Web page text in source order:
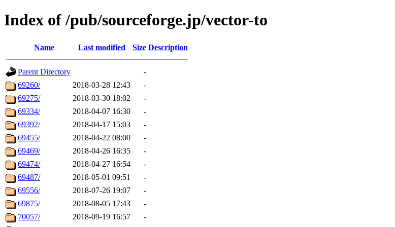
Index of /pub/sourceforge.jp/vector-to
Name Last modified Size Description
Parent Directory
-
69260/
2018-03-28 12:43
-
69275/
2018-03-30 18:02
-
69334/
2018-04-07 16:30
-
69392/
2018-04-17 15:03
-
69455/
2018-04-22 08:00
-
69469/
2018-04-26 16:35
-
69474/
2018-04-27 16:54
-
69487/
2018-05-01 09:51
-
69556/
2018-07-26 19:07
-
69875/
2018-08-05 17:43
-
70057/
2018-09-19 16:57
-